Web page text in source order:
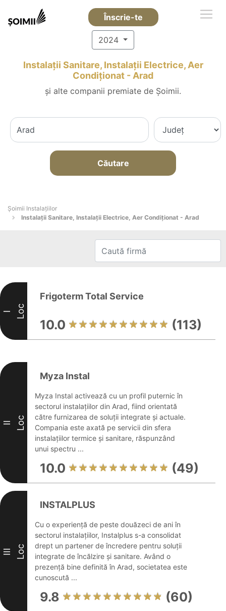
Înscrie-te
2024
Instalații Sanitare, Instalații Electrice, Aer
Condiționat - Arad
și alte companii premiate de Șoimii.
Căutare
Şoimii Instalaţiilor
Instalații Sanitare, Instalații Electrice, Aer Condiționat - Arad
I Loc
Frigoterm Total Service
10.0 (113)
II Loc
Myza Instal
Myza Instal activează cu un profil puternic în
sectorul instalațiilor din Arad, fiind orientată
către furnizarea de soluții integrate și actuale.
Compania este axată pe servicii din sfera
instalațiilor termice și sanitare, răspunzând
unui spectru ...
10.0 (49)
III Loc
INSTALPLUS
Cu o experiență de peste douăzeci de ani în
sectorul instalațiilor, Instalplus s-a consolidat
drept un partener de încredere pentru soluții
integrate de încălzire și sanitare. Având o
prezență bine definită în Arad, societatea este
cunoscută ...
9.8 (60)